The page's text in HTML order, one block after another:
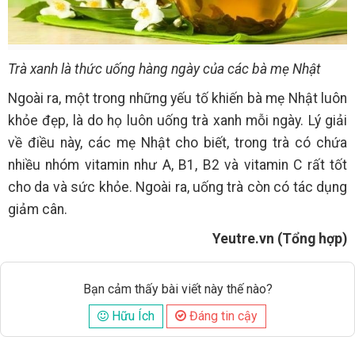
Trà xanh là thức uống hàng ngày của các bà mẹ Nhật
Ngoài ra, một trong những yếu tố khiến bà mẹ Nhật luôn
khỏe đẹp, là do họ luôn uống trà xanh mỗi ngày. Lý giải
về điều này, các mẹ Nhật cho biết, trong trà có chứa
nhiều nhóm vitamin như A, B1, B2 và vitamin C rất tốt
cho da và sức khỏe. Ngoài ra, uống trà còn có tác dụng
giảm cân.
Yeutre.vn (Tổng hợp)
Bạn cảm thấy bài viết này thế nào?
Hữu Ích
Đáng tin cậy